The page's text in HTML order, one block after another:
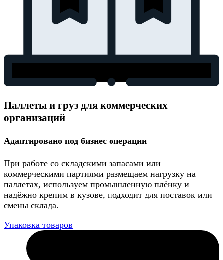
Паллеты и груз для коммерческих
организаций
Адаптировано под бизнес операции
При работе со складскими запасами или
коммерческими партиями размещаем нагрузку на
паллетах, используем промышленную плёнку и
надёжно крепим в кузове, подходит для поставок или
смены склада.
Упаковка товаров